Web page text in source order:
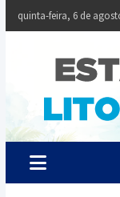
quinta-feira, 6 de